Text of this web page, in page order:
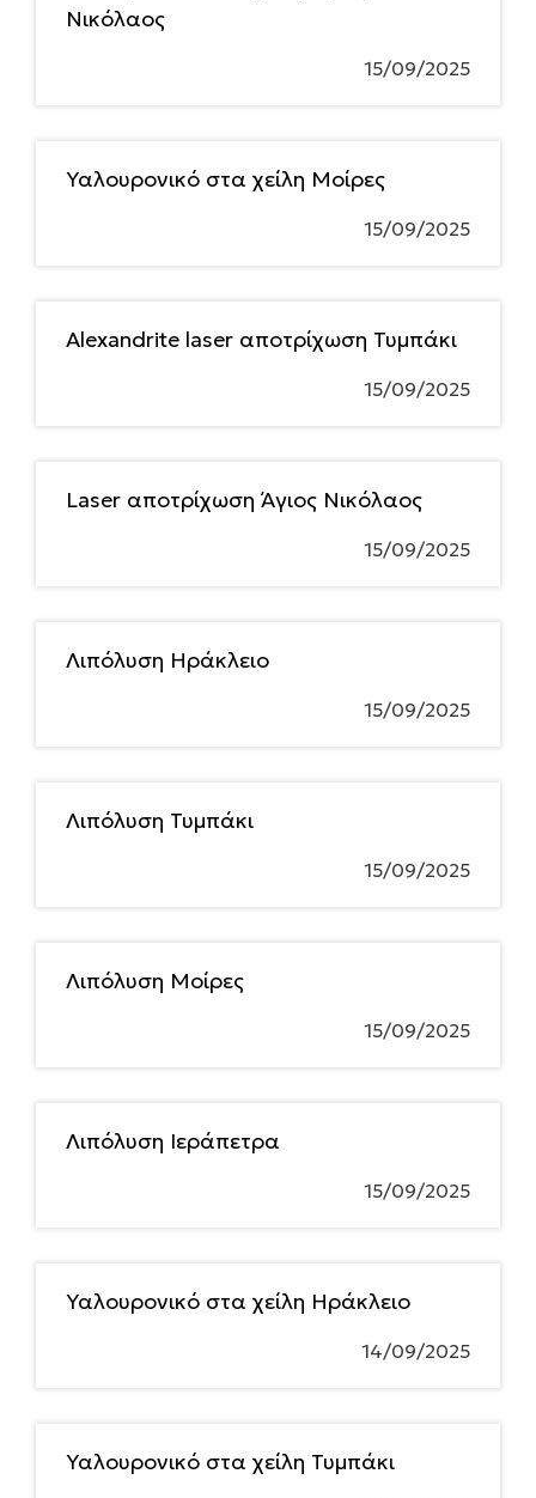
Νικόλαος
15/09/2025
Υαλουρονικό στα χείλη Μοίρες
15/09/2025
Alexandrite laser αποτρίχωση Τυμπάκι
15/09/2025
Laser αποτρίχωση Άγιος Νικόλαος
15/09/2025
Λιπόλυση Ηράκλειο
15/09/2025
Λιπόλυση Τυμπάκι
15/09/2025
Λιπόλυση Μοίρες
15/09/2025
Λιπόλυση Ιεράπετρα
15/09/2025
Υαλουρονικό στα χείλη Ηράκλειο
14/09/2025
Υαλουρονικό στα χείλη Τυμπάκι